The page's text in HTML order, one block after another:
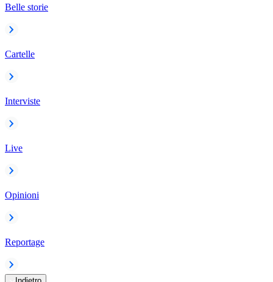
Belle storie
Cartelle
Interviste
Live
Opinioni
Reportage